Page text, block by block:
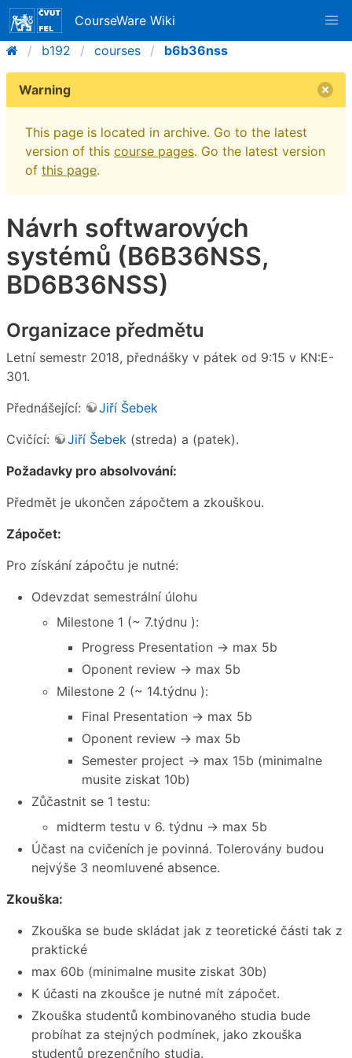
CourseWare Wiki
b192
courses b6b36nss
Warning
This page is located in archive. Go to the latest
version of this course pages. Go the latest version
of this page.
Návrh softwarových
systémů (B6B36NSS,
BD6B36NSS)
Organizace předmětu
Letní semestr 2018, přednášky v pátek od 9:15 v KN:E-
301.
Přednášející:
Jiří Šebek
Cvičící:
Jiří Šebek (streda) a (patek).
Požadavky pro absolvování:
Předmět je ukončen zápočtem a zkouškou.
Zápočet:
Pro získání zápočtu je nutné:
Odevzdat semestrální úlohu
Milestone 1 (~ 7.týdnu ):
Progress Presentation → max 5b
Oponent review → max 5b
Milestone 2 (~ 14.týdnu ):
Final Presentation → max 5b
Oponent review → max 5b
Semester project → max 15b (minimalne
musite ziskat 10b)
Zůčastnit se 1 testu:
midterm testu v 6. týdnu → max 5b
Účast na cvičeních je povinná. Tolerovány budou
nejvýše 3 neomluvené absence.
Zkouška:
Zkouška se bude skládat jak z teoretické části tak z
praktické
max 60b (minimalne musite ziskat 30b)
K účasti na zkoušce je nutné mít zápočet.
Zkouška studentů kombinovaného studia bude
probíhat za stejných podmínek, jako zkouška
studentů prezenčního studia.